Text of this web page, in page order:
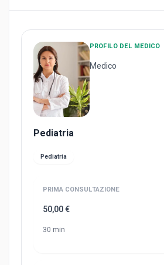
PROFILO DEL MEDICO
Medico
Pediatria
Pediatria
PRIMA CONSULTAZIONE
50,00 €
30 min